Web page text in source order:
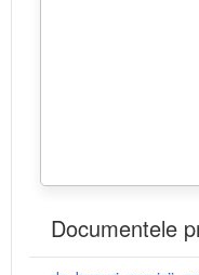
Documentele